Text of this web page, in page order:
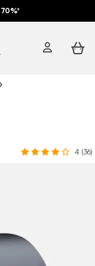
70%*
4 (36)